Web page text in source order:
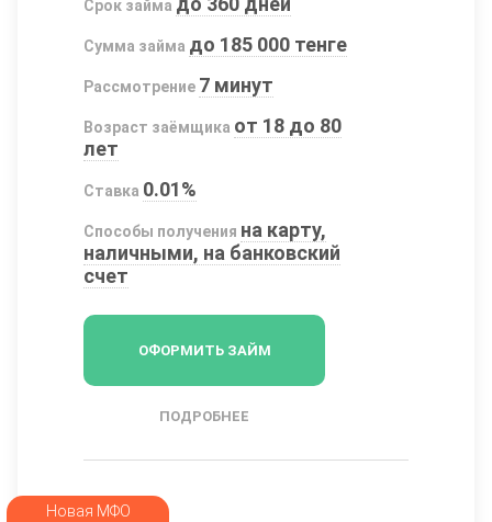
Срок займа
Сумма займа до 185 000 тенге
Рассмотрение 7 минут
Возраст заёмщика от 18 до 80
лет
Ставка 0.01%
Способы получения на карту,
наличными, на банковский
счет
ОФОРМИТЬ ЗАЙМ
ПОДРОБНЕЕ
Новая МФО